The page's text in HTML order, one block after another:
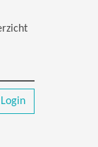
Login